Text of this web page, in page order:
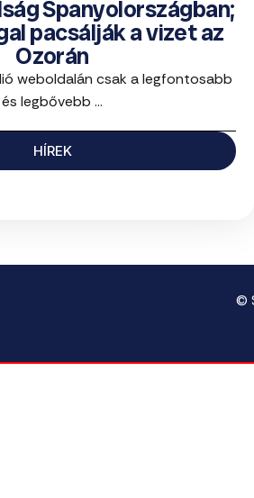
Spanyolországban;
pacsálják a vizet az
Ozorán
weboldalán csak a legfontosabb
és legbővebb ...
HÍREK
©